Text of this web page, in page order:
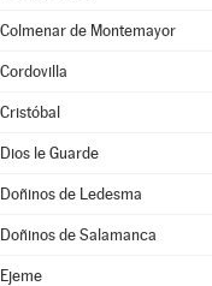
Colmenar de Montemayor
Cordovilla
Cristóbal
Dios le Guarde
Doñinos de Ledesma
Doñinos de Salamanca
Ejeme